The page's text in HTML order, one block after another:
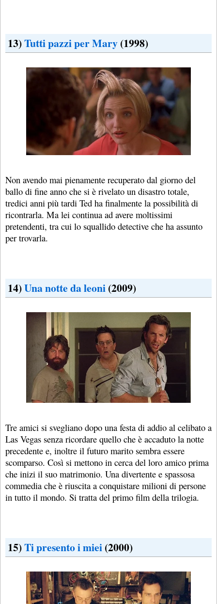
13)Tutti pazzi per Mary(1998)
Non avendo mai pienamente recuperato dal giorno del
ballo di fine anno che si è rivelato un disastro totale,
tredici anni più tardi Ted ha finalmente la possibilità di
ricontrarla. Ma lei continua ad avere moltissimi
pretendenti, tra cui lo squallido detective che ha assunto
per trovarla.
14)Una notte da leoni(2009)
Tre amici si svegliano dopo una festa di addio al celibato a
Las Vegas senza ricordare quello che è accaduto la notte
precedente e, inoltre il futuro marito sembra essere
scomparso. Così si mettono in cerca del loro amico prima
che inizi il suo matrimonio. Una divertente e spassosa
commedia che è riuscita a conquistare milioni di persone
in tutto il mondo. Si tratta del primo film della trilogia.
15)Ti presento i miei(2000)